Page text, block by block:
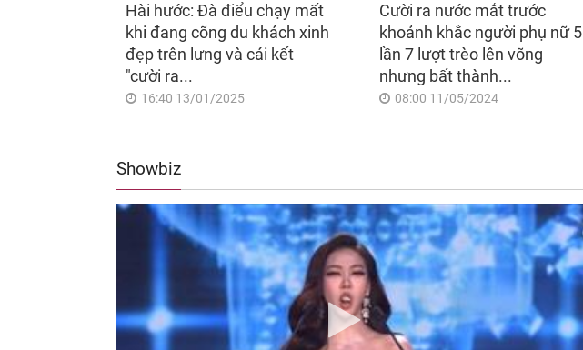
Hài hước: Đà điểu chạy mất
khi đang cõng du khách xinh
đẹp trên lưng và cái kết
"cười ra...
16:40 13/01/2025
Cười ra nước mắt trước
khoảnh khắc người phụ nữ 5
lần 7 lượt trèo lên võng
nhưng bất thành...
08:00 11/05/2024
Showbiz